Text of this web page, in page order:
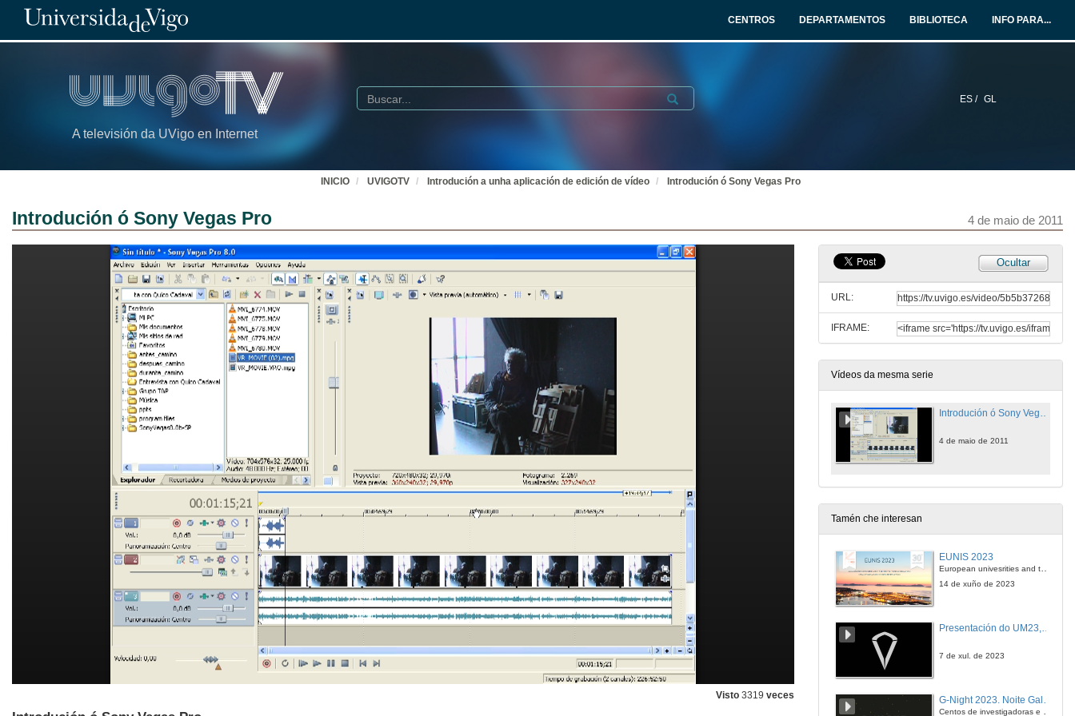
CENTROS DEPARTAMENTOS BIBLIOTECA INFO PARA...
A televisión da UVigo en Internet
ES / GL
Buscar Submit
INICIO UVIGOTV Introdución a unha aplicación de edición de vídeo Introdución ó Sony Vegas Pro
Introdución ó Sony Vegas Pro 4 de maio de 2011
Visto 3319 veces
Ocultar
URL:
IFRAME:
Vídeos da mesma serie
Introdución ó Sony Vegas Pro
4 de maio de 2011
Tamén che interesan
EUNIS 2023
European univesrities and the digital transformation: challenges and opportunities ahead
14 de xuño de 2023
Presentación do UM23, o novo monopraza de UVigo Motorsport
7 de xul. de 2023
Centos de investigadoras e investigadores, decenas de actividades e sete cidades